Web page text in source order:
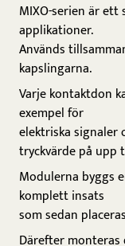
MIXO-serien är
applikationer.
Används
kapslingarna.
Varje kontaktdon
exempel för
elektriska signaler
tryckvärde på upp
Modulerna byggs
komplett insats
som sedan
Därefter monteras